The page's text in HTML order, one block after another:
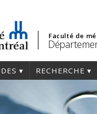
Faculté de
RECHERCHE